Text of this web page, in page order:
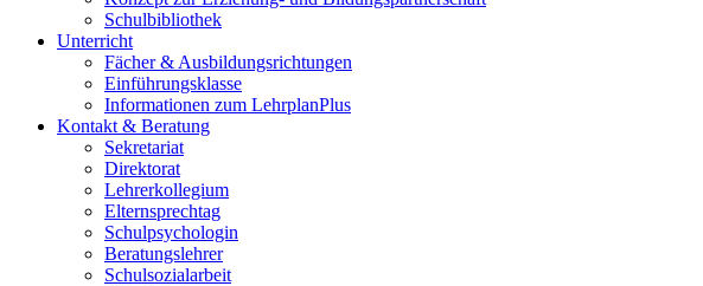
Schulbibliothek
Unterricht
Fächer & Ausbildungsrichtungen
Einführungsklasse
Informationen zum LehrplanPlus
Kontakt & Beratung
Sekretariat
Direktorat
Lehrerkollegium
Elternsprechtag
Schulpsychologin
Beratungslehrer
Schulsozialarbeit